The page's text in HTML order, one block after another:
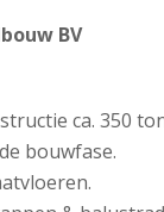
BV
ca. 350
bouwfase.